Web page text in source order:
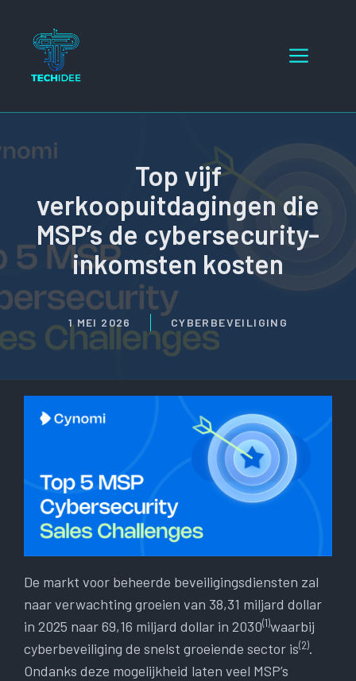
inhoud
Menu
Top vijf
verkoopuitdagingen die
MSP’s de cybersecurity-
inkomsten kosten
1 MEI 2026 CYBERBEVEILIGING
De markt voor beheerde beveiligingsdiensten zal
naar verwachting groeien van 38,31 miljard dollar
in 2025 naar 69,16 miljard dollar in 2030(1)waarbij
cyberbeveiliging de snelst groeiende sector is(2).
Ondanks deze mogelijkheid laten veel MSP’s